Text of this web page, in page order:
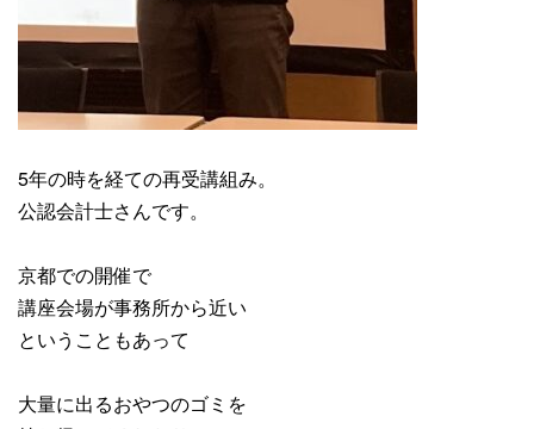
5年の時を経ての再受講組み。
公認会計士さんです。
京都での開催で
講座会場が事務所から近い
ということもあって
大量に出るおやつのゴミを